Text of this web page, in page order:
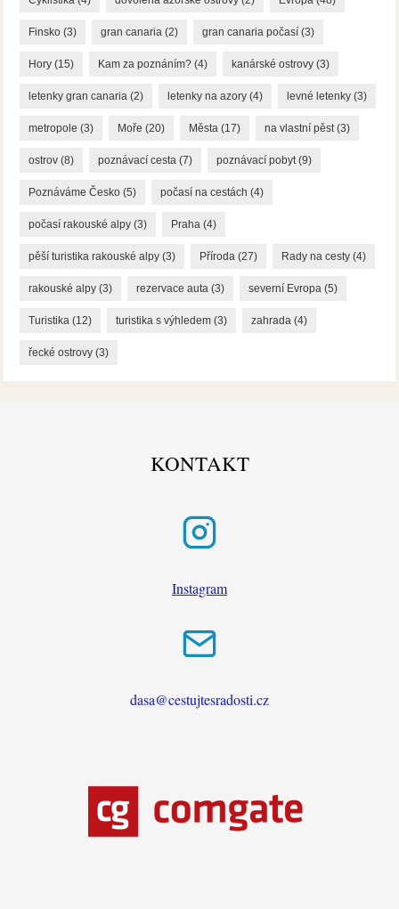
Finsko (3) gran canaria (2) gran canaria počasí (3)
Hory (15) Kam za poznáním? (4) kanárské ostrovy (3)
letenky gran canaria (2) letenky na azory (4) levné letenky (3)
metropole (3) Moře (20) Města (17) na vlastní pěst(3)
ostrov (8) poznávací cesta (7) poznávací pobyt(9)
Poznáváme Česko (5) počasí na cestách (4)
počasí rakouské alpy (3) Praha (4)
pěší turistika rakouské alpy (3) Příroda (27) Rady na cesty (4)
rakouské alpy (3) rezervace auta (3) severní Evropa (5)
Turistika (12) turistika s výhledem (3) zahrada (4)
řecké ostrovy (3)
KONTAKT
Instagram
dasa@cestujtesradosti.cz